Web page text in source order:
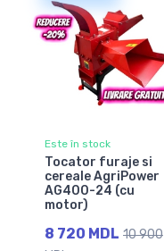
Este în stock
Tocator furaje si
cereale AgriPower
AG400-24 (cu
motor)
8 720 MDL 10 900